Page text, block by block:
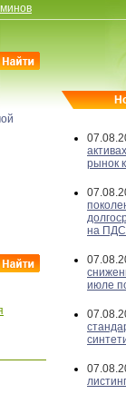
рынок
на ПДС
июле